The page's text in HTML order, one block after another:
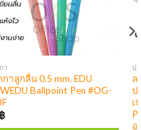
า
าลูกลื่น 0.5 mm. EDU
Ballpoint Pen #OG-
฿
ป
ล
ป
เ
อ